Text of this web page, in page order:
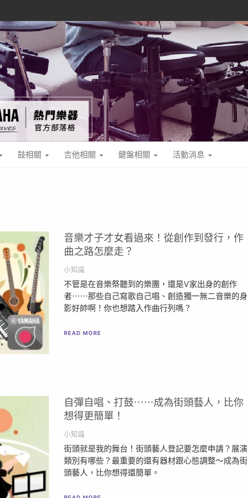
鼓相關 吉他相關 鍵盤相關 活動消息
音樂才子才女看過來！從創作到發行，作
曲之路怎麼走？
小知識
不管是在音樂祭聽到的樂團，還是V家出身的創作
者⋯⋯那些自己寫歌自己唱、創造獨一無二音樂的身
影好帥啊！你也想踏入作曲行列嗎？
READ MORE
自彈自唱、打鼓⋯⋯成為街頭藝人，比你
想得更簡單！
小知識
街頭就是我的舞台！​街頭藝人登記要怎麼申請？展演
類別有哪些？最重要的還有器材跟心態調整～成為街
頭藝人，比你想得還簡單。